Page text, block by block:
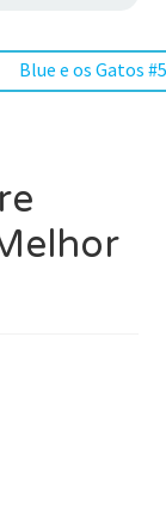
Próximo
Blue e os Gatos